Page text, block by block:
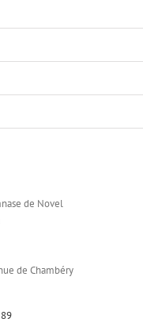
de Novel
de Chambéry